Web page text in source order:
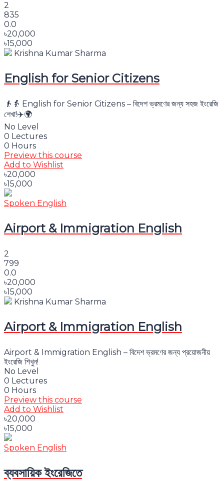
2
835
0.0
৳20,000
৳15,000
Krishna Kumar Sharma
English for Senior Citizens
👴👵 English for Senior Citizens – বিদেশ ভ্রমণের জন্য সহজ ইংরেজি
শেখা!✈️🌍
No Level
0 Lectures
0 Hours
Preview this course
Add to Wishlist
৳20,000
৳15,000
Spoken English
Airport & Immigration English
2
799
0.0
৳20,000
৳15,000
Krishna Kumar Sharma
Airport & Immigration English
Airport & Immigration English – বিদেশ ভ্রমণের জন্য প্রয়োজনীয়
ইংরেজি শিখুন!
No Level
0 Lectures
0 Hours
Preview this course
Add to Wishlist
৳20,000
৳15,000
Spoken English
ব্যবসায়িক ইংরেজিতে